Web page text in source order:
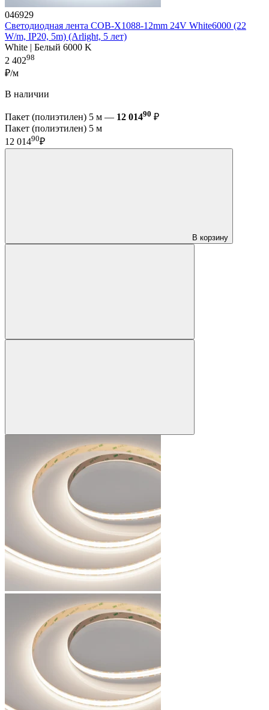
046929
Светодиодная лента COB-X1088-12mm 24V White6000 (22
W/m, IP20, 5m) (Arlight, 5 лет)
White | Белый 6000 K
2 40298
₽/м
В наличии
Пакет (полиэтилен) 5 м — 12 01490 ₽
Пакет (полиэтилен) 5 м
12 01490₽
В корзину